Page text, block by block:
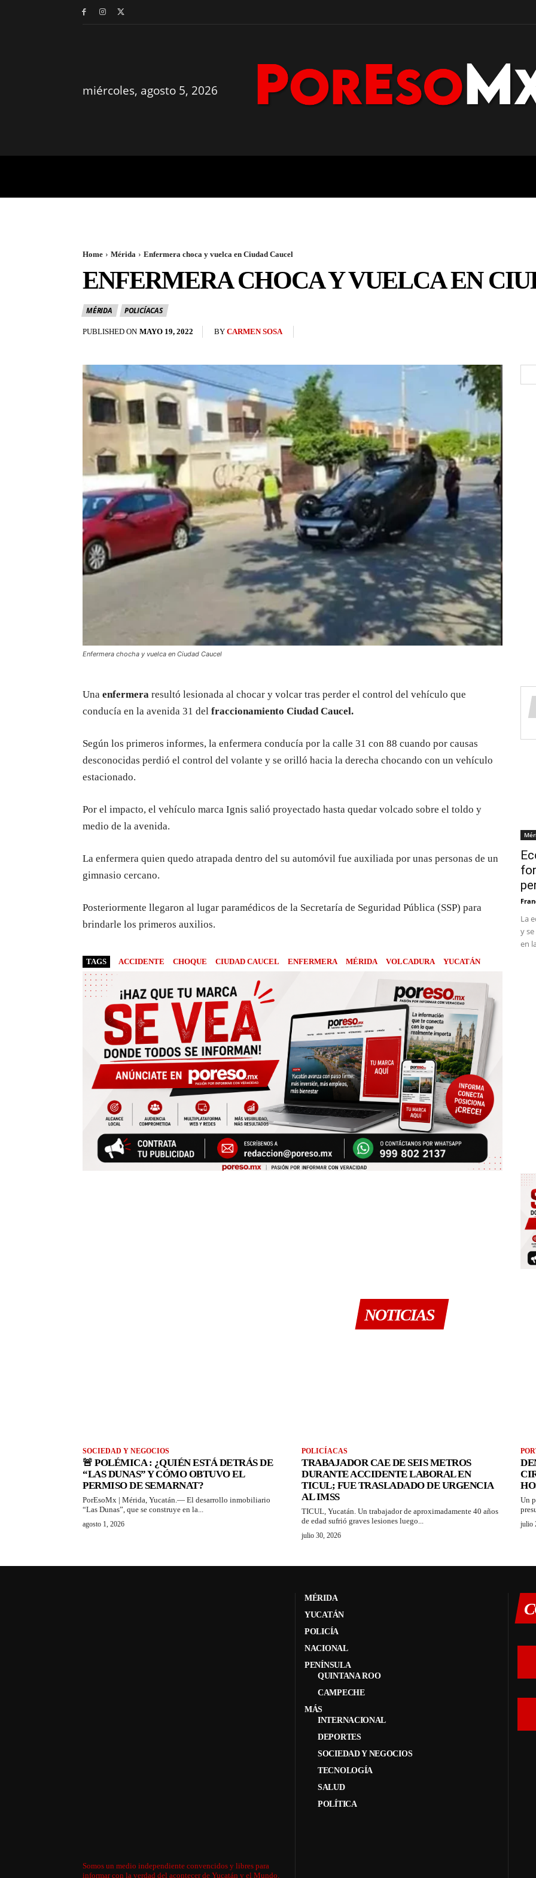
miércoles, agosto 5, 2026
Home Mérida Enfermera choca y vuelca en Ciudad Caucel
ENFERMERA CHOCA Y VUELCA EN
MÉRIDA POLICÍACAS
PUBLISHED ON MAYO 19, 2022 BY CARMEN SOSA
Enfermera chocha y vuelca en Ciudad Caucel
Una enfermera resultó lesionada al chocar y volcar tras perder el control del vehículo que
conducía en la avenida 31 del fraccionamiento Ciudad Caucel.
Según los primeros informes, la enfermera conducía por la calle 31 con 88 cuando por causas
desconocidas perdió el control del volante y se orilló hacia la derecha chocando con un vehículo
estacionado.
Por el impacto, el vehículo marca Ignis salió proyectado hasta quedar volcado sobre el toldo y
medio de la avenida.
La enfermera quien quedo atrapada dentro del su automóvil fue auxiliada por unas personas de un
gimnasio cercano.
Posteriormente llegaron al lugar paramédicos de la Secretaría de Seguridad Pública (SSP) para
brindarle los primeros auxilios.
TAGS ACCIDENTE CHOQUE CIUDAD CAUCEL ENFERMERA MÉRIDA VOLCADURA YUCATÁN
La
y
en
NOTICIAS
SOCIEDAD Y NEGOCIOS
🚨 POLÉMICA : ¿QUIÉN ESTÁ DETRÁS DE
“LAS DUNAS” Y CÓMO OBTUVO EL
PERMISO DE SEMARNAT?
PorEsoMx | Mérida, Yucatán.— El desarrollo inmobiliario
“Las Dunas”, que se construye en la...
agosto 1, 2026
POLICÍACAS
TRABAJADOR CAE DE SEIS METROS
DURANTE ACCIDENTE LABORAL EN
TICUL; FUE TRASLADADO DE URGENCIA
AL IMSS
TICUL, Yucatán. Un trabajador de aproximadamente 40 años
de edad sufrió graves lesiones luego...
julio 30, 2026
Un
julio
Somos un medio independiente convencidos y libres para
informar con la verdad del acontecer de Yucatán y el Mundo.
MÉRIDA
YUCATÁN
POLICÍA
NACIONAL
PENÍNSULA
QUINTANA ROO
CAMPECHE
MÁS
INTERNACIONAL
DEPORTES
SOCIEDAD Y NEGOCIOS
TECNOLOGÍA
SALUD
POLÍTICA